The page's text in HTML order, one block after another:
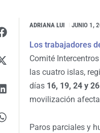
ADRIANA LUI I JUNIO 1,
Los trabajadores
Comité
las cuatro islas,
días 16, 19, 24 y
movilización
Paros parciales y